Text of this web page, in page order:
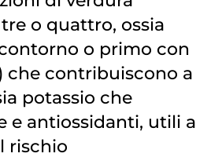
o quattro, ossia
o primo con
che contribuiscono a
potassio che
e antiossidanti, utili a
rischio